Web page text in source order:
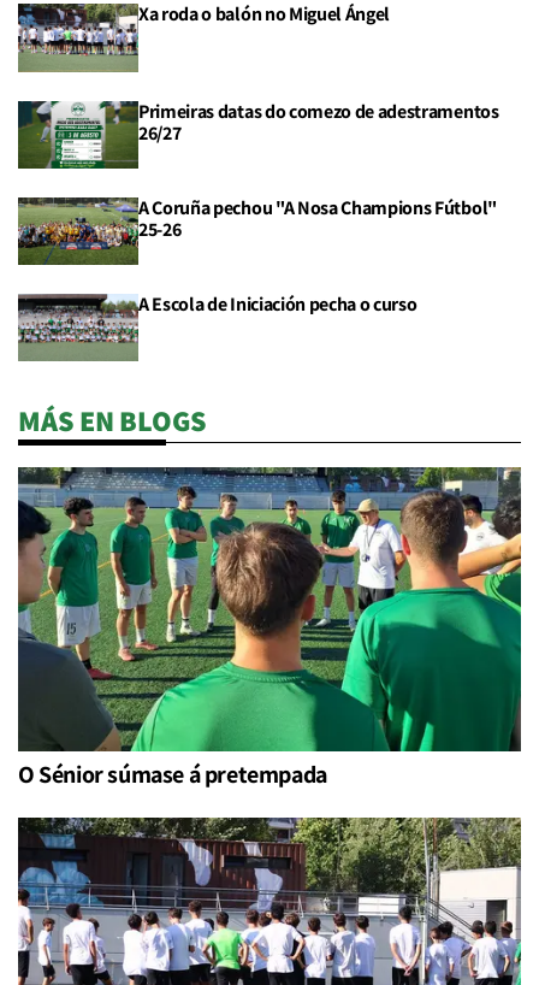
Xa roda o balón no Miguel Ángel
Primeiras datas do comezo de adestramentos
26/27
A Coruña pechou "A Nosa Champions Fútbol"
25-26
A Escola de Iniciación pecha o curso
MÁS EN BLOGS
O Sénior súmase á pretempada